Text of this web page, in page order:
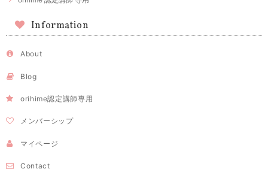
Information
About
Blog
orihime認定講師専用
メンバーシップ
マイページ
Contact